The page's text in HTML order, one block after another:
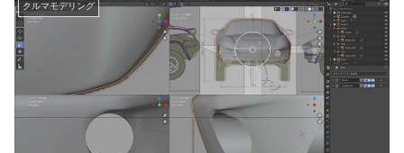
クルマモデリング